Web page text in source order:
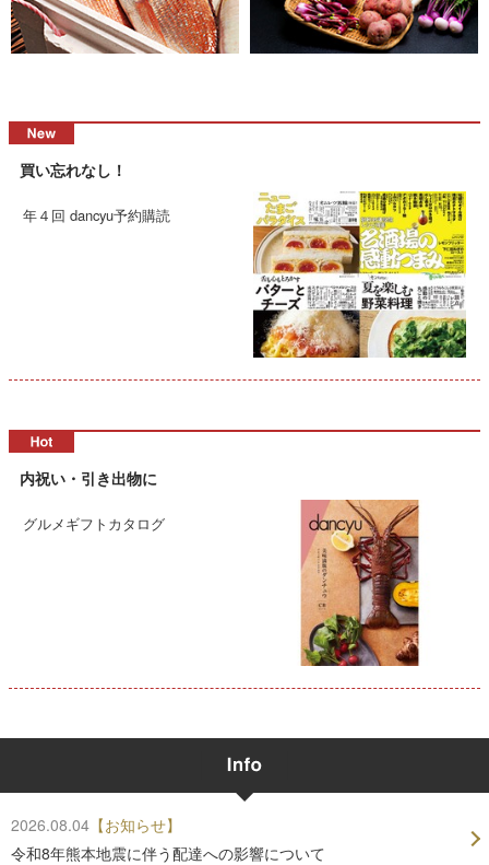
買い忘れなし！
年４回 dancyu予約購読
内祝い・引き出物に
グルメギフトカタログ
2026.08.04 【お知らせ】
令和8年熊本地震に伴う配達への影響について